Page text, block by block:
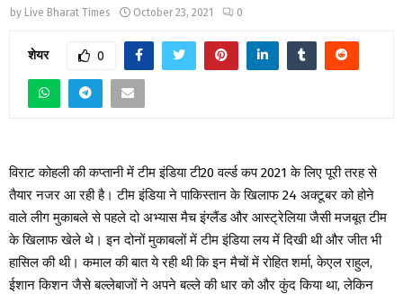
by Live Bharat Times October 23, 2021 0
शेयर 0
विराट कोहली की कप्तानी में टीम इंडिया टी20 वर्ल्ड कप 2021 के लिए पूरी तरह से
तैयार नजर आ रही है। टीम इंडिया ने पाकिस्तान के खिलाफ 24 अक्टूबर को होने
वाले लीग मुकाबले से पहले दो अभ्यास मैच इंग्लैंड और आस्ट्रेलिया जैसी मजबूत टीम
के खिलाफ खेले थे। इन दोनों मुकाबलों में टीम इंडिया लय में दिखी थी और जीत भी
हासिल की थी। कमाल की बात ये रही थी कि इन मैचों में रोहित शर्मा, केएल राहुल,
ईशान किशन जैसे बल्लेबाजों ने अपने बल्ले की धार को और कुंद किया था, लेकिन